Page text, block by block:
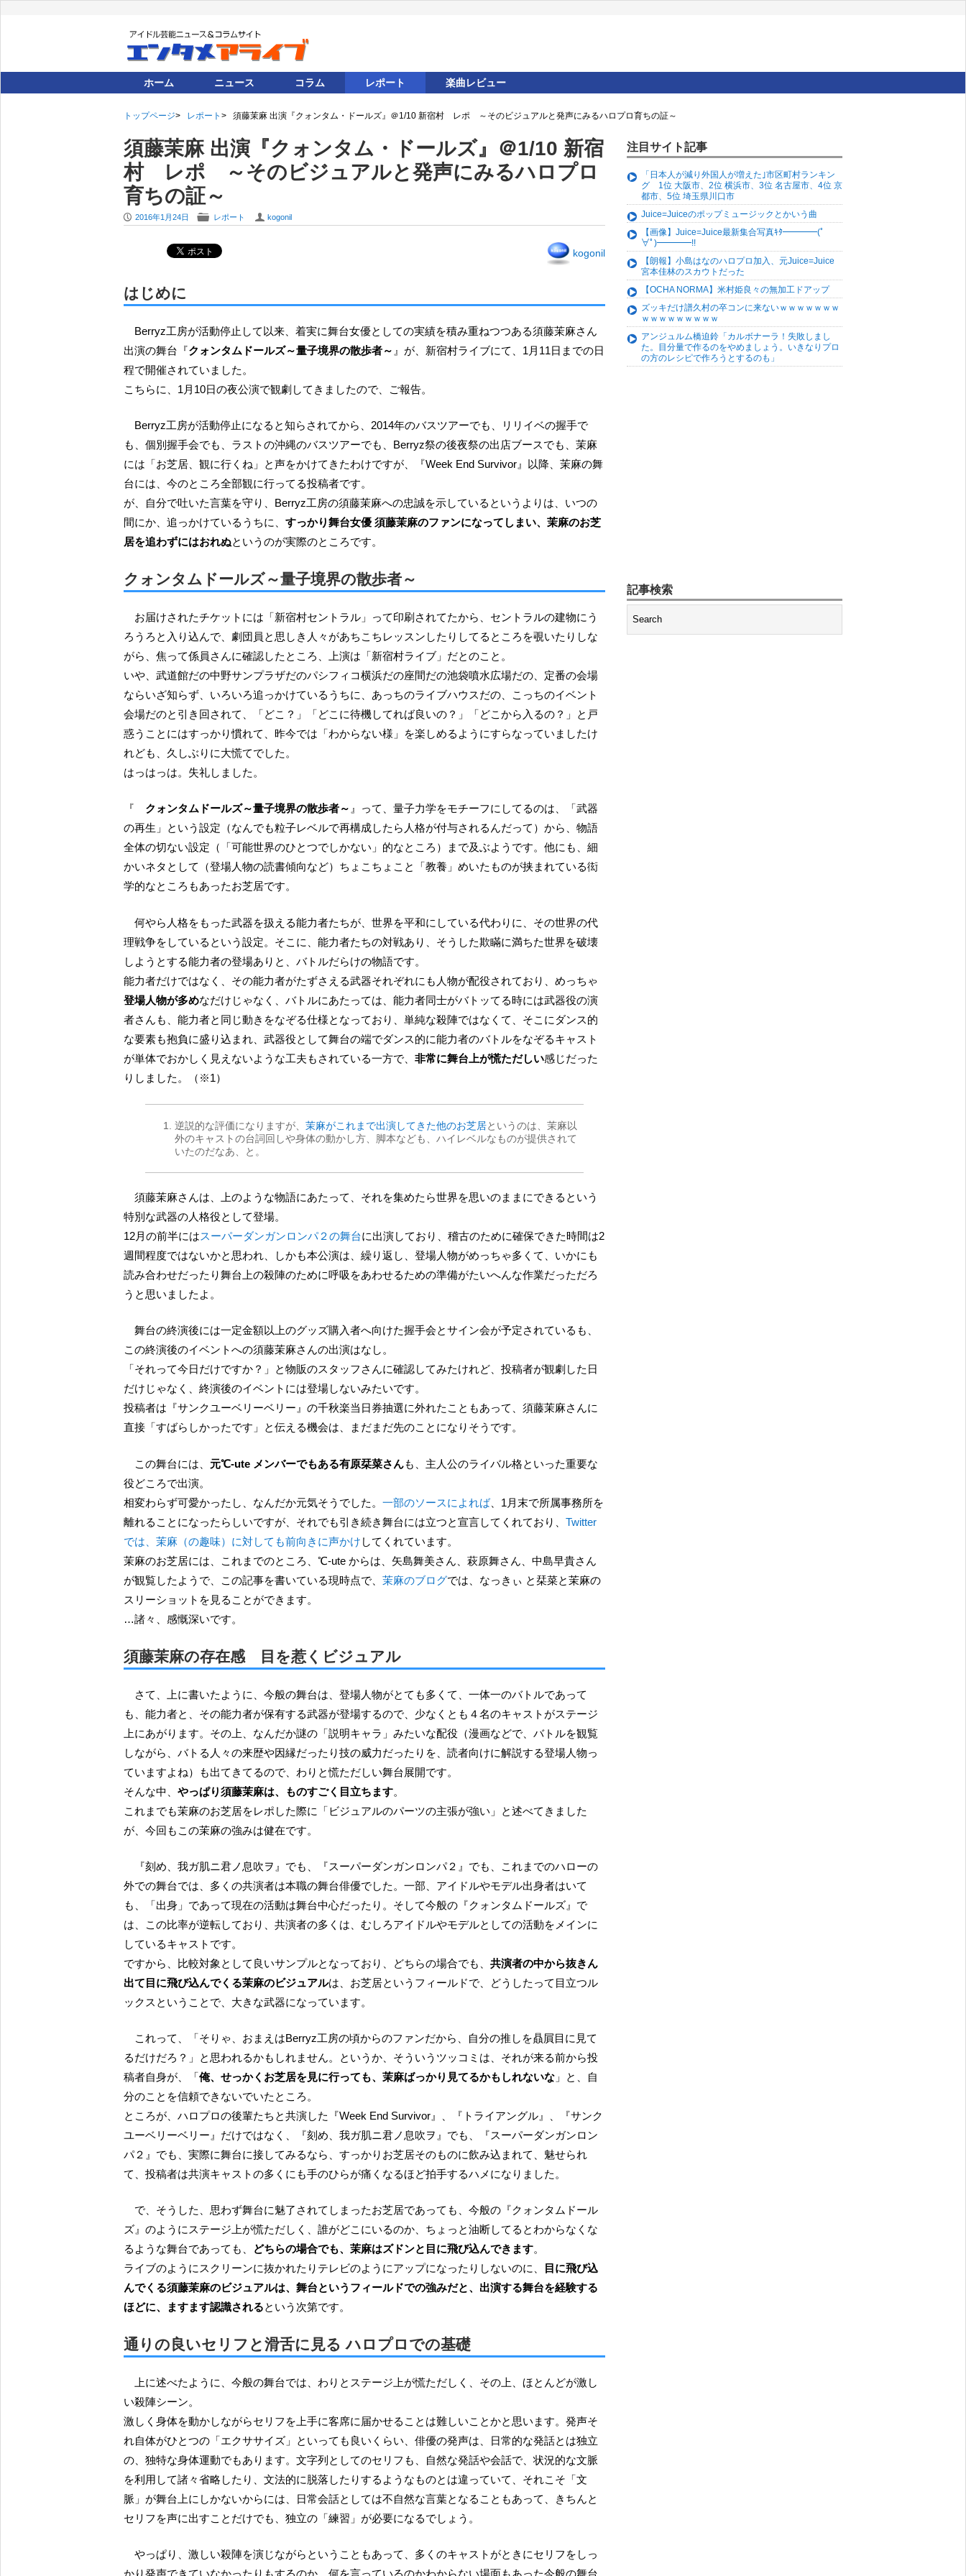
ホーム ニュース コラム レポート 楽曲レビュー
トップページ レポート 須藤茉麻 出演『クォンタム・ドールズ』＠1/10 新宿村 レポ ～そのビジュアルと発声にみるハロプロ育ちの証～
須藤茉麻 出演『クォンタム・ドールズ』＠1/10 新宿
村 レポ ～そのビジュアルと発声にみるハロプロ
育ちの証～
P 2016年1月24日 F レポート U kogonil
kogonil
はじめに
Berryz工房が活動停止して以来、着実に舞台女優としての実績を積み重ねつつある須藤茉麻さん
出演の舞台『クォンタムドールズ～量子境界の散歩者～ 』が、新宿村ライブにて、1月11日までの日
程で開催されていました。
こちらに、1月10日の夜公演で観劇してきましたので、ご報告。
Berryz工房が活動停止になると知らされてから、2014年のバスツアーでも、リリイベの握手で
も、個別握手会でも、ラストの沖縄のバスツアーでも、Berryz祭の後夜祭の出店ブースでも、茉麻
には「お芝居、観に行くね」と声をかけてきたわけですが、『Week End Survivor』以降、茉麻の舞
台には、今のところ全部観に行ってる投稿者です。
が、自分で吐いた言葉を守り、Berryz工房の須藤茉麻への忠誠を示しているというよりは、いつの
間にか、追っかけているうちに、 すっかり舞台女優 須藤茉麻のファンになってしまい、茉麻のお芝
居を追わずにはおれぬというのが実際のところです。
クォンタムドールズ～量子境界の散歩者～
お届けされたチケットには「新宿村セントラル」って印刷されてたから、セントラルの建物にう
ろうろと入り込んで、劇団員と思しき人々があちこちレッスンしたりしてるところを覗いたりしな
がら、焦って係員さんに確認したところ、上演は「新宿村ライブ」だとのこと。
いや、武道館だの中野サンプラザだのパシフィコ横浜だの座間だの池袋噴水広場だの、定番の会場
ならいざ知らず、いろいろ追っかけているうちに、あっちのライブハウスだの、こっちのイベント
会場だのと引き回されて、「どこ？」「どこに待機してれば良いの？」「どこから入るの？」と戸
惑うことにはすっかり慣れて、昨今では「わからない様」を楽しめるようにすらなっていましたけ
れども、久しぶりに大慌てでした。
はっはっは。失礼しました。
『 クォンタムドールズ～量子境界の散歩者～ 』って、量子力学をモチーフにしてるのは、「武器
の再生」という設定（なんでも粒子レベルで再構成したら人格が付与されるんだって）から、物語
全体の切ない設定（「可能世界のひとつでしかない」的なところ）まで及ぶようです。他にも、細
かいネタとして（登場人物の読書傾向など）ちょこちょこと「教養」めいたものが挟まれている衒
学的なところもあったお芝居です。
何やら人格をもった武器を扱える能力者たちが、世界を平和にしている代わりに、その世界の代
理戦争をしているという設定。そこに、能力者たちの対戦あり、そうした欺瞞に満ちた世界を破壊
しようとする能力者の登場ありと、バトルだらけの物語です。
能力者だけではなく、その能力者がたずさえる武器それぞれにも人物が配役されており、めっちゃ
登場人物が多めなだけじゃなく、バトルにあたっては、能力者同士がバトッてる時には武器役の演
者さんも、能力者と同じ動きをなぞる仕様となっており、単純な殺陣ではなくて、そこにダンス的
な要素も抱負に盛り込まれ、武器役として舞台の端でダンス的に能力者のバトルをなぞるキャスト
が単体でおかしく見えないような工夫もされている一方で、 非常に舞台上が慌ただしい感じだった
りしました。（※1）
逆説的な評価になりますが、茉麻がこれまで出演してきた他のお芝居というのは、茉麻以
外のキャストの台詞回しや身体の動かし方、脚本なども、ハイレベルなものが提供されて
いたのだなあ、と。
須藤茉麻さんは、上のような物語にあたって、それを集めたら世界を思いのままにできるという
特別な武器の人格役として登場。
12月の前半にはスーパーダンガンロンパ２の舞台に出演しており、稽古のために確保できた時間は2
週間程度ではないかと思われ、しかも本公演は、繰り返し、登場人物がめっちゃ多くて、いかにも
読み合わせだったり舞台上の殺陣のために呼吸をあわせるための準備がたいへんな作業だっただろ
うと思いましたよ。
舞台の終演後には一定金額以上のグッズ購入者へ向けた握手会とサイン会が予定されているも、
この終演後のイベントへの須藤茉麻さんの出演はなし。
「それって今日だけですか？」と物販のスタッフさんに確認してみたけれど、投稿者が観劇した日
だけじゃなく、終演後のイベントには登場しないみたいです。
投稿者は『サンクユーベリーベリー』の千秋楽当日券抽選に外れたこともあって、須藤茉麻さんに
直接「すばらしかったです」と伝える機会は、まだまだ先のことになりそうです。
この舞台には、 元℃-ute メンバーでもある有原栞菜さんも、主人公のライバル格といった重要な
役どころで出演。
相変わらず可愛かったし、なんだか元気そうでした。 一部のソースによれば、1月末で所属事務所を
離れることになったらしいですが、それでも引き続き舞台には立つと宣言してくれており、 Twitter
では、茉麻（の趣味）に対しても前向きに声かけ してくれています。
茉麻のお芝居には、これまでのところ、℃-ute からは、矢島舞美さん、萩原舞さん、中島早貴さん
が観覧したようで、この記事を書いている現時点で、 茉麻のブログでは、なっきぃ と栞菜と茉麻の
スリーショットを見ることができます。
…諸々、感慨深いです。
須藤茉麻の存在感 目を惹くビジュアル
さて、上に書いたように、今般の舞台は、登場人物がとても多くて、一体一のバトルであって
も、能力者と、その能力者が保有する武器が登場するので、少なくとも４名のキャストがステージ
上にあがります。その上、なんだか謎の「説明キャラ」みたいな配役（漫画などで、バトルを観覧
しながら、バトる人々の来歴や因縁だったり技の威力だったりを、読者向けに解説する登場人物っ
ていますよね）も出てきてるので、わりと慌ただしい舞台展開です。
そんな中、 やっぱり須藤茉麻は、ものすごく目立ちます。
これまでも茉麻のお芝居をレポした際に「ビジュアルのパーツの主張が強い」と述べてきました
が、今回もこの茉麻の強みは健在です。
『刻め、我ガ肌ニ君ノ息吹ヲ』でも、『スーパーダンガンロンパ２』でも、これまでのハローの
外での舞台では、多くの共演者は本職の舞台俳優でした。一部、アイドルやモデル出身者はいて
も、「出身」であって現在の活動は舞台中心だったり。そして今般の『クォンタムドールズ』で
は、この比率が逆転しており、共演者の多くは、むしろアイドルやモデルとしての活動をメインに
しているキャストです。
ですから、比較対象として良いサンプルとなっており、どちらの場合でも、 共演者の中から抜きん
出て目に飛び込んでくる茉麻のビジュアルは、お芝居というフィールドで、どうしたって目立つル
ックスということで、大きな武器になっています。
これって、「そりゃ、おまえはBerryz工房の頃からのファンだから、自分の推しを贔屓目に見て
るだけだろ？」と思われるかもしれません。というか、そういうツッコミは、それが来る前から投
稿者自身が、「俺、せっかくお芝居を見に行っても、茉麻ばっかり見てるかもしれないな 」と、自
分のことを信頼できないでいたところ。
ところが、ハロプロの後輩たちと共演した『Week End Survivor』、『トライアングル』、『サンク
ユーベリーベリー』だけではなく、『刻め、我ガ肌ニ君ノ息吹ヲ』でも、『スーパーダンガンロン
パ２』でも、実際に舞台に接してみるなら、すっかりお芝居そのものに飲み込まれて、魅せられ
て、投稿者は共演キャストの多くにも手のひらが痛くなるほど拍手するハメになりました。
で、そうした、思わず舞台に魅了されてしまったお芝居であっても、今般の『クォンタムドール
ズ』のようにステージ上が慌ただしく、誰がどこにいるのか、ちょっと油断してるとわからなくな
るような舞台であっても、
どちらの場合でも、茉麻はズドンと目に飛び込んできます。
ライブのようにスクリーンに抜かれたりテレビのようにアップになったりしないのに、
目に飛び込
んでくる須藤茉麻のビジュアルは、舞台というフィールドでの強みだと、出演する舞台を経験する
ほどに、ますます認識されるという次第です。
通りの良いセリフと滑舌に見る ハロプロでの基礎
上に述べたように、今般の舞台では、わりとステージ上が慌ただしく、その上、ほとんどが激し
い殺陣シーン。
激しく身体を動かしながらセリフを上手に客席に届かせることは難しいことかと思います。発声そ
れ自体がひとつの「エクササイズ」といっても良いくらい、俳優の発声は、日常的な発話とは独立
の、独特な身体運動でもあります。文字列としてのセリフも、自然な発話や会話で、状況的な文脈
を利用して諸々省略したり、文法的に脱落したりするようなものとは違っていて、それこそ「文
脈」が舞台上にしかないからには、日常会話としては不自然な言葉となることもあって、きちんと
セリフを声に出すことだけでも、独立の「練習」が必要になるでしょう。
やっぱり、激しい殺陣を演じながらということもあって、多くのキャストがときにセリフをしっ
注目サイト記事
「日本人が減り外国人が増えた｣市区町村ランキン
グ 1位 大阪市、2位 横浜市、3位 名古屋市、4位 京
都市、5位 埼玉県川口市
Juice=Juiceのポップミュージックとかいう曲
【画像】Juice=Juice最新集合写真ｷﾀ━━━━(ﾟ
∀ﾟ)━━━━!!
【朗報】小島はなのハロプロ加入、元Juice=Juice
宮本佳林のスカウトだった
【OCHA NORMA】米村姫良々の無加工ドアップ
ズッキだけ譜久村の卒コンに来ないｗｗｗｗｗｗｗ
ｗｗｗｗｗｗｗｗｗ
アンジュルム橋迫鈴「カルボナーラ！失敗しまし
た。目分量で作るのをやめましょう。いきなりプロ
の方のレシピで作ろうとするのも」
記事検索